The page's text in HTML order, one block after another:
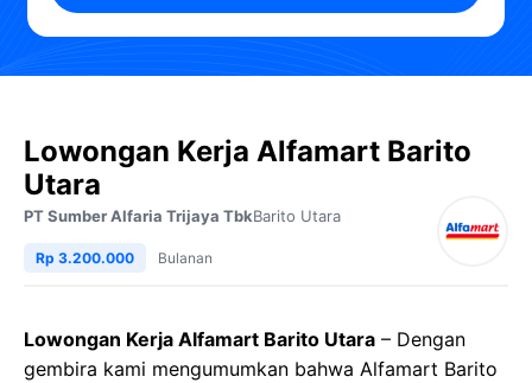
Lowongan Kerja Alfamart Barito
Utara
PT Sumber Alfaria Trijaya TbkBarito Utara
Rp 3.200.000 Bulanan
Lowongan Kerja Alfamart Barito Utara – Dengan
gembira kami mengumumkan bahwa Alfamart Barito